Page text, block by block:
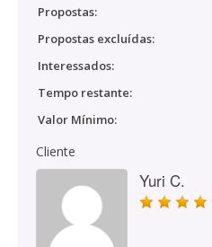
Propostas:
Propostas excluídas:
Interessados:
Tempo restante:
Valor Mínimo:
Cliente
Yuri C.